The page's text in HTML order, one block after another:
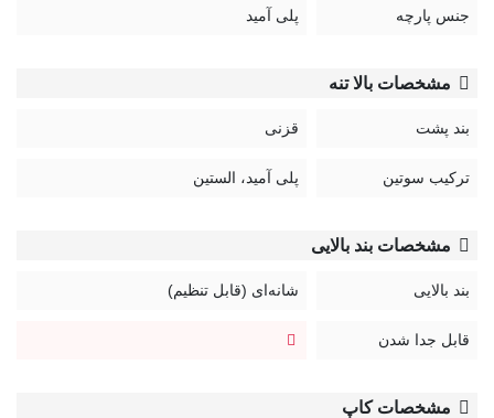
جنس پارچه پلی آمید
مشخصات بالا تنه
بند پشت قزنی
ترکیب سوتین پلی آمید، الستین
مشخصات بند بالایی
بند بالایی شانه‌ای (قابل تنظیم)
قابل جدا شدن
مشخصات کاپ